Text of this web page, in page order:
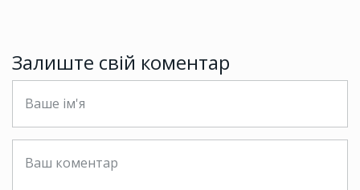
Залиште свій коментар